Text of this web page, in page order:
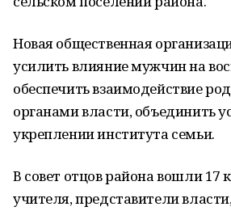
Новая общественная
усилить влияние мужчин на
обеспечить взаимодействие
органами власти, объединить
укреплении института семьи.
В совет отцов района вошли 17
учителя, представители